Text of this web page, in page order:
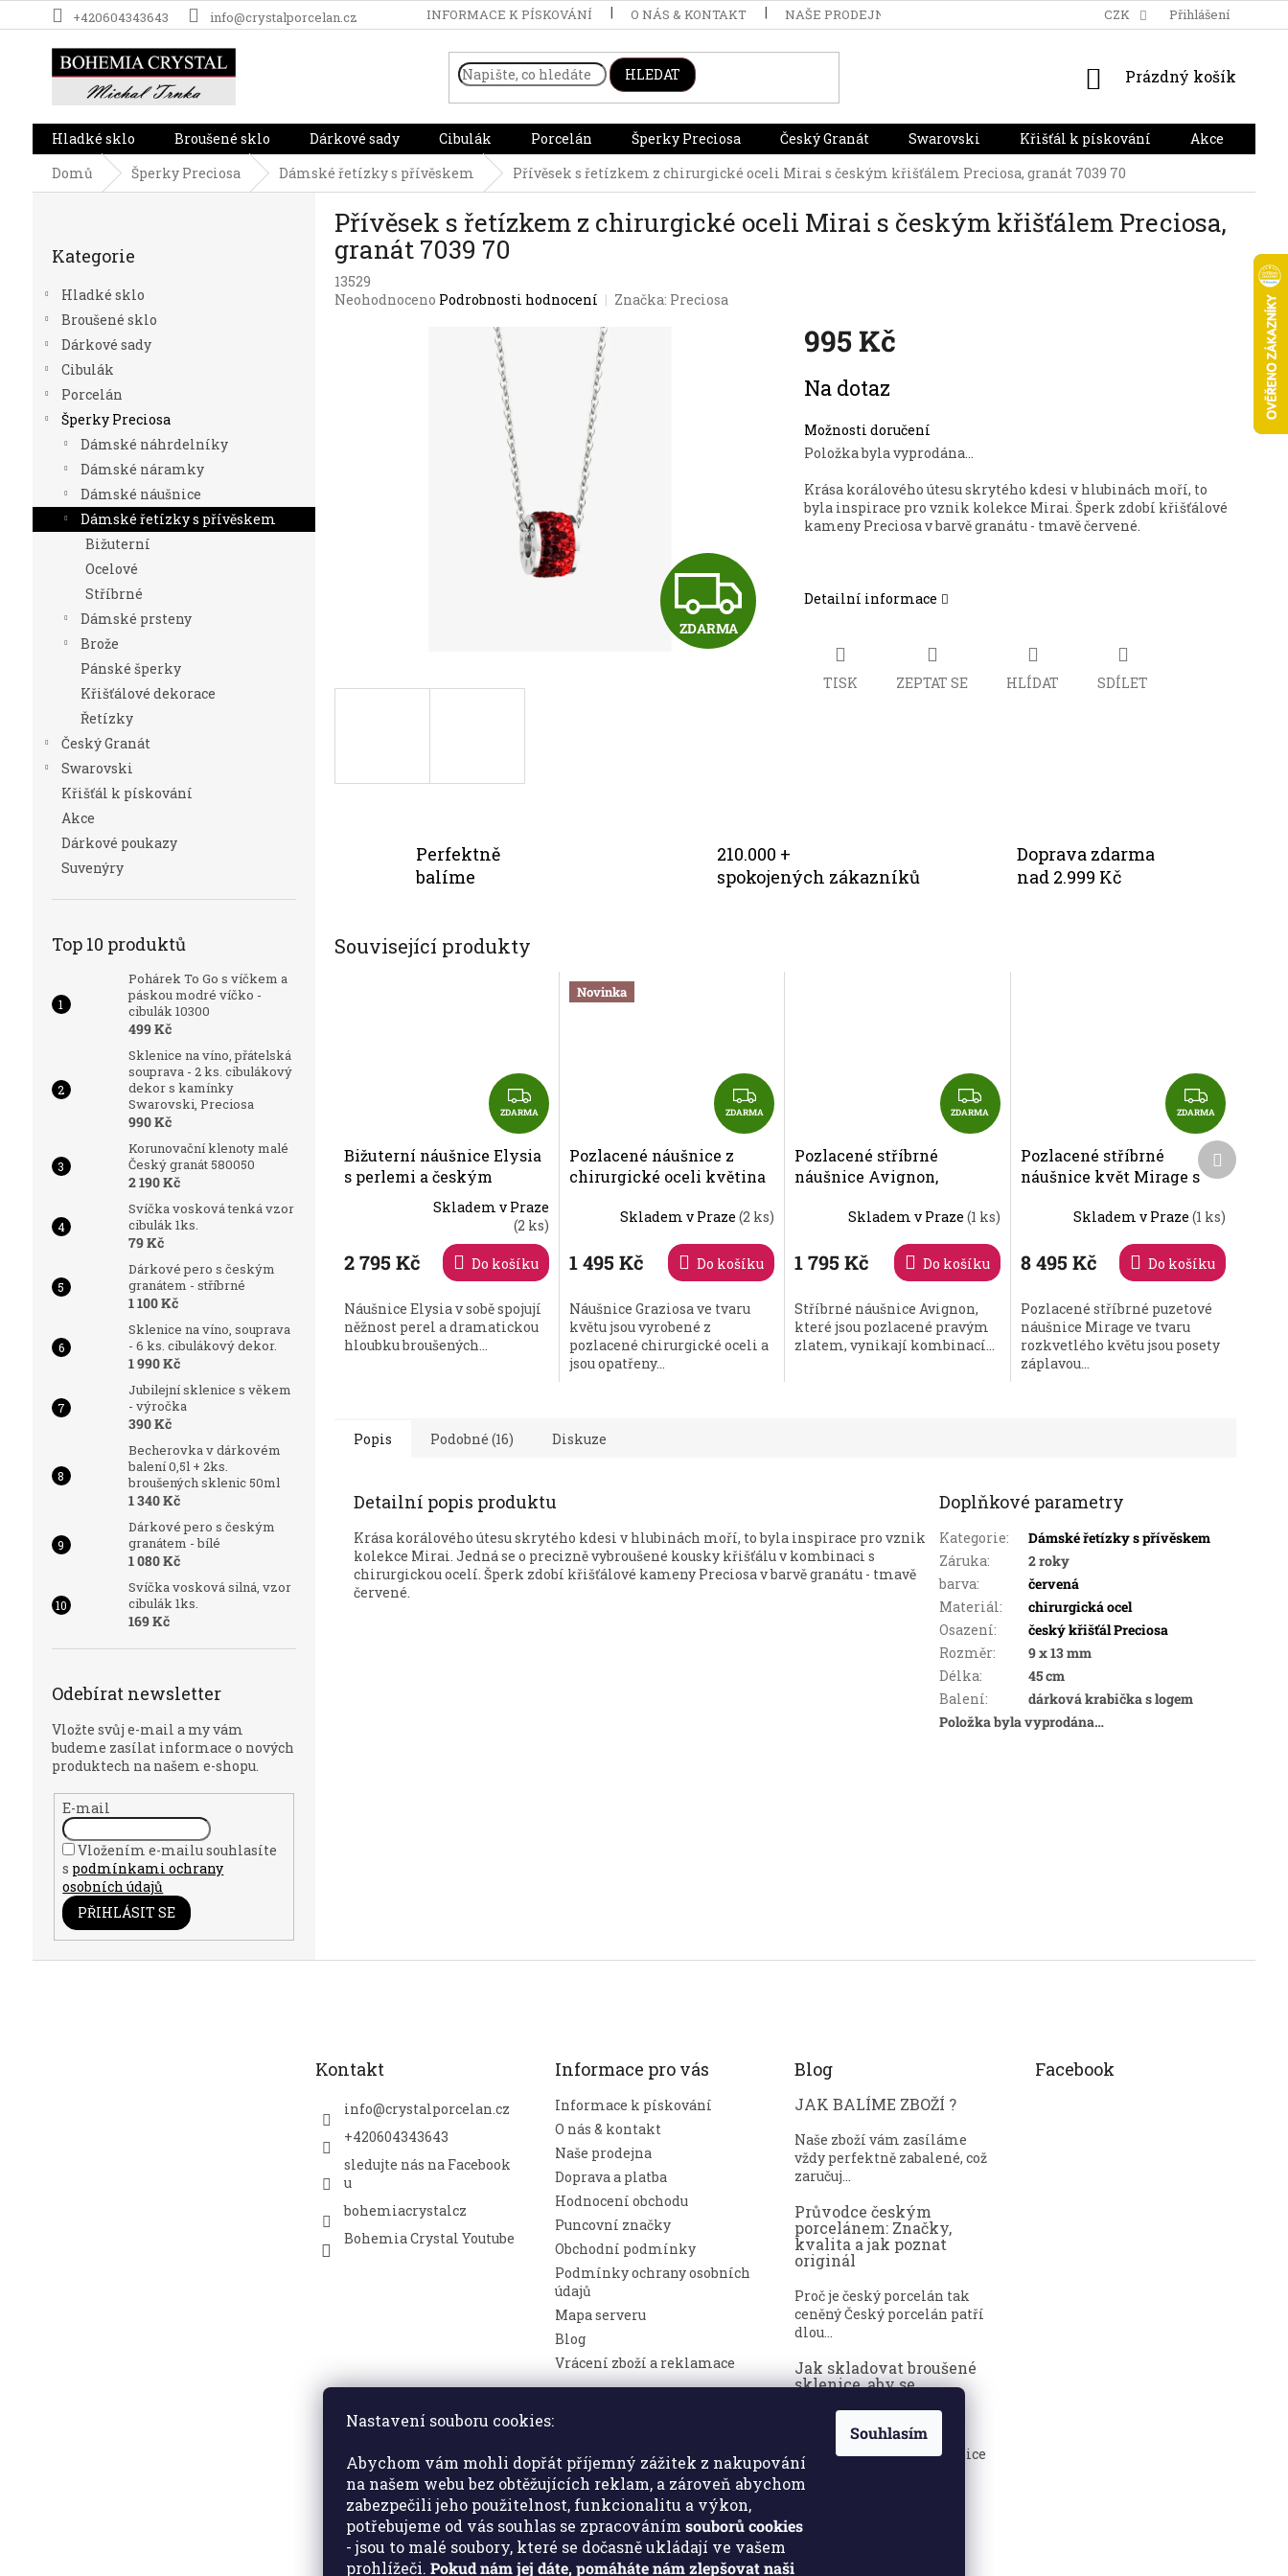
Nastavení souboru cookies:
Abychom vám mohli dopřát příjemný zážitek z nakupování
na našem webu bez obtěžujících reklam, a zároveň abychom
zabezpečili jeho použitelnost, funkcionalitu a výkon,
potřebujeme od vás souhlas se zpracováním souborů cookies
- jsou to malé soubory, které se dočasně ukládají ve vašem
prohlížeči. Pokud nám jej dáte, pomáháte nám zlepšovat naši
Souhlasím
na
+420604343643 info@crystalporcelan.cz INFORMACE K PÍSKOVÁNÍ O NÁS & KONTAKT NAŠE PRODEJNA HODNOCENÍ OBCHODU
CZK Přihlášení
HLEDAT
NÁKUPNÍ
Prázdný košík
Hladké sklo Broušené sklo Dárkové sady Cibulák Porcelán Šperky Preciosa Český Granát Swarovski Křišťál k pískování Akce
Domů
Šperky Preciosa Dámské řetízky s přívěskem Přívěsek s řetízkem z chirurgické oceli Mirai s českým křišťálem Preciosa, granát 7039 70
kategorie
Kategorie
Hladké sklo
Broušené sklo
Dárkové sady
Cibulák
Porcelán
Šperky Preciosa
Dámské náhrdelníky
Dámské náramky
Dámské náušnice
Dámské řetízky s přívěskem
Bižuterní
Ocelové
Stříbrné
Dámské prsteny
Brože
Pánské šperky
Křišťálové dekorace
Řetízky
Český Granát
Swarovski
Křišťál k pískování
Akce
Dárkové poukazy
Suvenýry
Top 10 produktů
Pohárek To Go s víčkem a
páskou modré víčko -
cibulák 10300
499 Kč
Sklenice na víno, přátelská
souprava - 2 ks. cibulákový
dekor s kamínky
Swarovski, Preciosa
990 Kč
Korunovační klenoty malé
Český granát 580050
2 190 Kč
Svíčka vosková tenká vzor
cibulák 1ks.
79 Kč
Dárkové pero s českým
granátem - stříbrné
1 100 Kč
Sklenice na víno, souprava
- 6 ks. cibulákový dekor.
1 990 Kč
Jubilejní sklenice s věkem
- výročka
390 Kč
Becherovka v dárkovém
balení 0,5l + 2ks.
broušených sklenic 50ml
1 340 Kč
Dárkové pero s českým
granátem - bílé
1 080 Kč
Svíčka vosková silná, vzor
cibulák 1ks.
169 Kč
Odebírat newsletter
Vložte svůj e-mail a my vám
budeme zasílat informace o nových
produktech na našem e-shopu.
E-mail
Vložením e-mailu souhlasíte
s podmínkami ochrany
osobních údajů
PŘIHLÁSIT SE
Přívěsek s řetízkem z chirurgické oceli Mirai s českým křišťálem Preciosa,
granát 7039 70
13529
Průměrné
Neohodnoceno Podrobnosti hodnocení Značka: Preciosa
Z
D
M
ZDARMA
995 Kč
cena:
Na dotaz
Možnosti doručení
Položka byla vyprodána…
Krása korálového útesu skrytého kdesi v hlubinách moří, to
byla inspirace pro vznik kolekce Mirai. Šperk zdobí křišťálové
kameny Preciosa v barvě granátu - tmavě červené.
Detailní informace
TISK ZEPTAT SE HLÍDAT SDÍLET
Perfektně
balíme
210.000 +
spokojených zákazníků
Doprava zdarma
nad 2.999 Kč
Související produkty
Z
D
A
R
A
ZDARMA
Bižuterní náušnice Elysia
s perlemi a českým
křišťálem Preciosa 2582 66
produktu
je
z
5
hvězdiček.
Skladem v Praze
(2 ks)
2 795 Kč Do košíku
Náušnice Elysia v sobě spojují
něžnost perel a dramatickou
hloubku broušených...
Novinka
Z
D
A
M
A
ZDARMA
Pozlacené náušnice z
chirurgické oceli květina
zirkonií Preciosa, puzety -
Skladem v Praze(2 ks)
1 495 Kč Do košíku
Náušnice Graziosa ve tvaru
květu jsou vyrobené z
pozlacené chirurgické oceli a
jsou opatřeny...
Z
D
A
A
ZDARMA
Pozlacené stříbrné
náušnice Avignon,
zirkonií Preciosa 5374Y00
Skladem v Praze (1 ks)
1 795 Kč Do košíku
Stříbrné náušnice Avignon,
které jsou pozlacené pravým
zlatem, vynikají kombinací...
Z
D
A
R
M
A
ZDARMA
Pozlacené stříbrné
náušnice květ Mirage s
Preciosa 5447Y69
Skladem v Praze(1 ks)
8 495 Kč Do košíku
Pozlacené stříbrné puzetové
náušnice Mirage ve tvaru
rozkvetlého květu jsou posety
záplavou...
Další
produkt
Popis Podobné (16) Diskuze
Detailní popis produktu
Krása korálového útesu skrytého kdesi v hlubinách moří, to byla inspirace pro vznik
kolekce Mirai. Jedná se o precizně vybroušené kousky křišťálu v kombinaci s
chirurgickou ocelí. Šperk zdobí křišťálové kameny Preciosa v barvě granátu - tmavě
červené.
Doplňkové parametry
Kategorie:
Dámské řetízky s přívěskem
Záruka:
2 roky
barva:
červená
Materiál:
chirurgická ocel
Osazení:
český křišťál Preciosa
Rozměr:
9 x 13 mm
Délka:
45 cm
Balení:
dárková krabička s logem
Položka byla vyprodána…
Kontakt
info@crystalporcelan.cz
+420604343643
sledujte nás na Facebook
u
bohemiacrystalcz
Bohemia Crystal Youtube
Informace pro vás
Informace k pískování
O nás & kontakt
Naše prodejna
Doprava a platba
Hodnocení obchodu
Puncovní značky
Obchodní podmínky
Podmínky ochrany osobních
údajů
Mapa serveru
Blog
Vrácení zboží a reklamace
Blog
JAK BALÍME ZBOŽÍ ?
Naše zboží vám zasíláme
vždy perfektně zabalené, což
zaručuj...
Průvodce českým
porcelánem: Značky,
kvalita a jak poznat
originál
Proč je český porcelán tak
ceněný Český porcelán patří
dlou...
Jak skladovat broušené
sklenice, aby se
Broušené sklenice jsou
symbolem elegance, tradice
a luxusu. ...
Facebook